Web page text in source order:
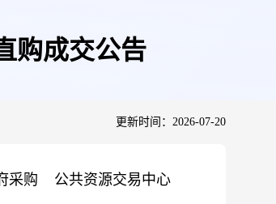
购成交公告
更新时间：2026-07-20
采购 公共资源交易中心